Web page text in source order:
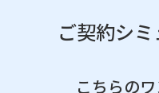
ご契約シ
こちらのワ